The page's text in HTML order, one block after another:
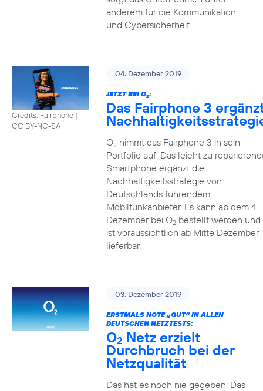
anderem für die Kommunikation
und Cybersicherheit.
Credits: Fairphone |
CC BY-NC-SA
04. Dezember 2019
JETZT BEI O2:
Das Fairphone 3
O2nimmt das Fairphone 3 in sein
Portfolio auf. Das leicht zu
Smartphone ergänzt die
Nachhaltigkeitsstrategie von
Deutschlands führendem
Mobilfunkanbieter. Es kann ab dem 4.
Dezember bei O2bestellt werden und
ist voraussichtlich ab Mitte Dezember
lieferbar.
03. Dezember 2019
ERSTMALS NOTE „GUT“ IN ALLEN
DEUTSCHEN NETZTESTS:
O2 Netz erzielt
Durchbruch bei der
Netzqualität
Das hat es noch nie gegeben: Das